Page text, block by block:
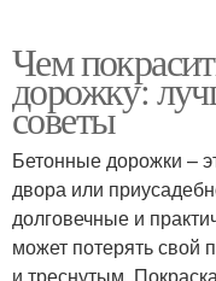
Чем
дорожку:
советы
Бетонные дорожки –
двора или
долговечные и
может потерять свой